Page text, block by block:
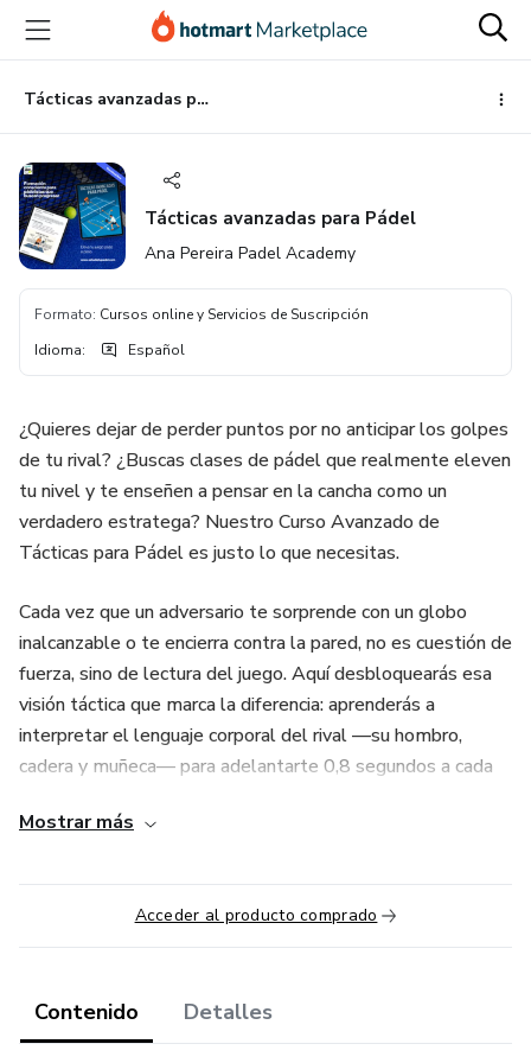
principal
página
de
página
Tácticas avanzadas para Pádel
Tácticas avanzadas para Pádel
Ana Pereira Padel Academy
Formato: Cursos online y Servicios de Suscripción
Idioma: Español
¿Quieres dejar de perder puntos por no anticipar los golpes
de tu rival? ¿Buscas clases de pádel que realmente eleven
tu nivel y te enseñen a pensar en la cancha como un
verdadero estratega? Nuestro Curso Avanzado de
Tácticas para Pádel es justo lo que necesitas.
Cada vez que un adversario te sorprende con un globo
inalcanzable o te encierra contra la pared, no es cuestión de
fuerza, sino de lectura del juego. Aquí desbloquearás esa
visión táctica que marca la diferencia: aprenderás a
interpretar el lenguaje corporal del rival —su hombro,
cadera y muñeca— para adelantarte 0,8 segundos a cada
% en la primera semana.
Domina el Posicionamiento Base Rombo + Paralelo, una
formación que te hace “parecer rápido aunque no lo seas”,
cubriendo todos los ángulos sin gastar energía. Aprende la
slice y enviar la bola lejos de la red, haciendo retroceder a
tu contrincante sin remedio. Transforma la defensa en
Mostrar más
Acceder al producto comprado
Contenido Detalles